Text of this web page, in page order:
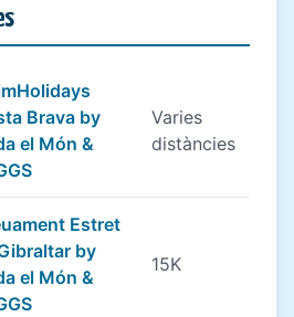
Brava by
el Món &
Varies
distàncies
Estret
by
el Món &
15K